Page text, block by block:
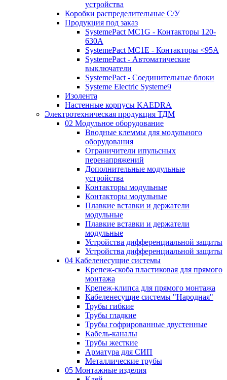
устройства
Коробки распределительные C/У
Продукция под заказ
SystemePact MC1G - Контакторы 120-
630A
SystemePact MC1E - Контакторы <95A
SystemePact - Автоматические
выключатели
SystemePact - Соединительные блоки
Systeme Electric Systeme9
Изолента
Настенные корпусы KAEDRA
Электротехническая продукция ТДМ
02 Модульное оборудование
Вводные клеммы для модульного
оборудования
Ограничители ипульсных
перенапряжений
Дополнительные модульные
устройства
Контакторы модульные
Контакторы модульные
Плавкие вставки и держатели
модульные
Плавкие вставки и держатели
модульные
Устройства дифференциальной защиты
Устройства дифференциальной защиты
04 Кабеленесущие системы
Крепеж-скоба пластиковая для прямого
монтажа
Крепеж-клипса для прямого монтажа
Кабеленесущие системы "Народная"
Трубы гибкие
Трубы гладкие
Трубы гофрированные двустенные
Кабель-каналы
Трубы жесткие
Арматура для СИП
Металлические трубы
05 Монтажные изделия